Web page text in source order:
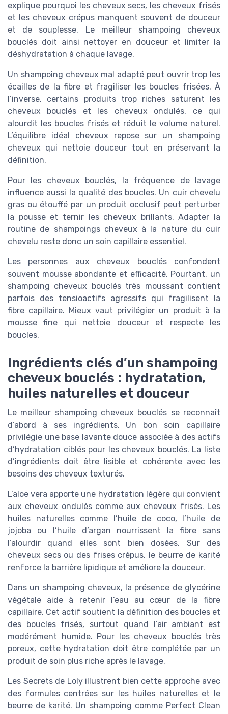
explique pourquoi les cheveux secs, les cheveux frisés
et les cheveux crépus manquent souvent de douceur
et de souplesse. Le meilleur shampoing cheveux
bouclés doit ainsi nettoyer en douceur et limiter la
déshydratation à chaque lavage.
Un shampoing cheveux mal adapté peut ouvrir trop les
écailles de la fibre et fragiliser les boucles frisées. À
l’inverse, certains produits trop riches saturent les
cheveux bouclés et les cheveux ondulés, ce qui
alourdit les boucles frisés et réduit le volume naturel.
L’équilibre idéal cheveux repose sur un shampoing
cheveux qui nettoie douceur tout en préservant la
définition.
Pour les cheveux bouclés, la fréquence de lavage
influence aussi la qualité des boucles. Un cuir chevelu
gras ou étouffé par un produit occlusif peut perturber
la pousse et ternir les cheveux brillants. Adapter la
routine de shampoings cheveux à la nature du cuir
chevelu reste donc un soin capillaire essentiel.
Les personnes aux cheveux bouclés confondent
souvent mousse abondante et efficacité. Pourtant, un
shampoing cheveux bouclés très moussant contient
parfois des tensioactifs agressifs qui fragilisent la
fibre capillaire. Mieux vaut privilégier un produit à la
mousse fine qui nettoie douceur et respecte les
boucles.
Ingrédients clés d’un shampoing
cheveux bouclés : hydratation,
huiles naturelles et douceur
Le meilleur shampoing cheveux bouclés se reconnaît
d’abord à ses ingrédients. Un bon soin capillaire
privilégie une base lavante douce associée à des actifs
d’hydratation ciblés pour les cheveux bouclés. La liste
d’ingrédients doit être lisible et cohérente avec les
besoins des cheveux texturés.
L’aloe vera apporte une hydratation légère qui convient
aux cheveux ondulés comme aux cheveux frisés. Les
huiles naturelles comme l’huile de coco, l’huile de
jojoba ou l’huile d’argan nourrissent la fibre sans
l’alourdir quand elles sont bien dosées. Sur des
cheveux secs ou des frises crépus, le beurre de karité
renforce la barrière lipidique et améliore la douceur.
Dans un shampoing cheveux, la présence de glycérine
végétale aide à retenir l’eau au cœur de la fibre
capillaire. Cet actif soutient la définition des boucles et
des boucles frisés, surtout quand l’air ambiant est
modérément humide. Pour les cheveux bouclés très
poreux, cette hydratation doit être complétée par un
produit de soin plus riche après le lavage.
Les Secrets de Loly illustrent bien cette approche avec
des formules centrées sur les huiles naturelles et le
beurre de karité. Un shampoing comme Perfect Clean